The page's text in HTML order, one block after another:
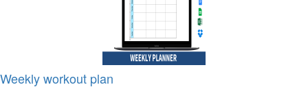
Weekly workout plan